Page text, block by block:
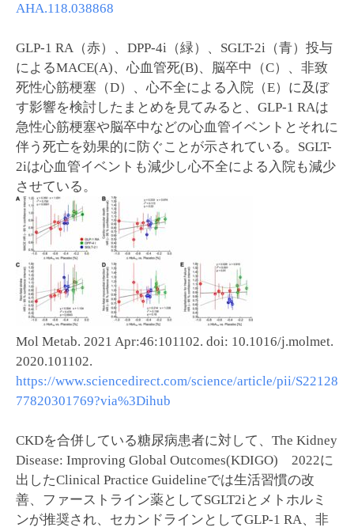
AHA.118.038868
GLP-1 RA（赤）、DPP-4i（緑）、SGLT-2i（青）投与
によるMACE(A)、心血管死(B)、脳卒中（C）、非致
死性心筋梗塞（D）、心不全による入院（E）に及ぼ
す影響を検討したまとめを見てみると、GLP-1 RAは
急性心筋梗塞や脳卒中などの心血管イベントとそれに
伴う死亡を効果的に防ぐことが示されている。SGLT-
2iは心血管イベントも減少し心不全による入院も減少
させている。
Mol Metab. 2021 Apr:46:101102. doi: 10.1016/j.molmet.
2020.101102.
https://www.sciencedirect.com/science/article/pii/S22128
77820301769?via%3Dihub
CKDを合併している糖尿病患者に対して、The Kidney
Disease: Improving Global Outcomes(KDIGO) 2022に
出したClinical Practice Guidelineでは生活習慣の改
善、ファーストライン薬としてSGLT2iとメトホルミ
ンが推奨され、セカンドラインとしてGLP-1 RA、非